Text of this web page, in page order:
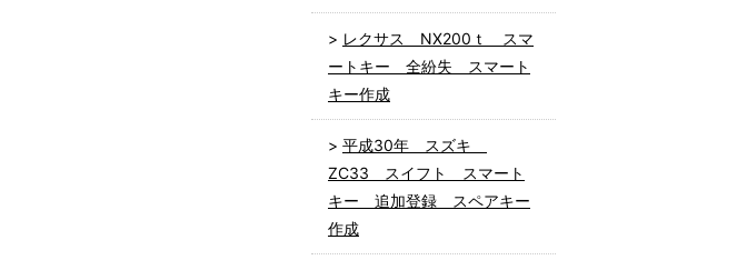
レクサス NX200ｔ スマ
ートキー 全紛失 スマート
キー作成
平成30年 スズキ
ZC33 スイフト スマート
キー 追加登録 スペアキー
作成